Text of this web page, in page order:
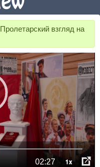
Пролетарский взгляд на
02:27 1x